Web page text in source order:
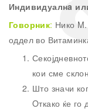
Индивидуалнa
Говорник: Нико
оддел во
кои сме
Што значи
Oткако ќе